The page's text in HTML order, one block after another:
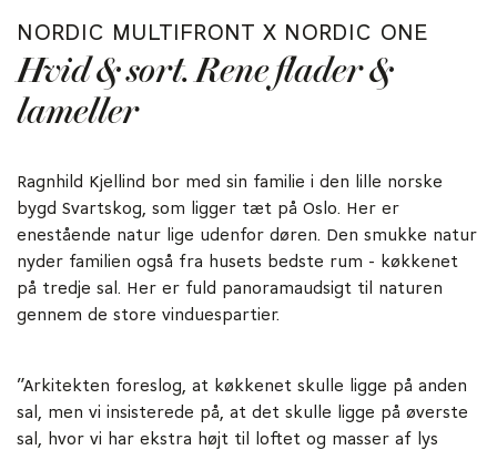
NORDIC MULTIFRONT X NORDIC ONE
Hvid & sort. Rene flader &
lameller
Ragnhild Kjellind bor med sin familie i den lille norske
bygd Svartskog, som ligger tæt på Oslo. Her er
enestående natur lige udenfor døren. Den smukke natur
nyder familien også fra husets bedste rum - køkkenet
på tredje sal. Her er fuld panoramaudsigt til naturen
gennem de store vinduespartier.
”Arkitekten foreslog, at køkkenet skulle ligge på anden
sal, men vi insisterede på, at det skulle ligge på øverste
sal, hvor vi har ekstra højt til loftet og masser af lys